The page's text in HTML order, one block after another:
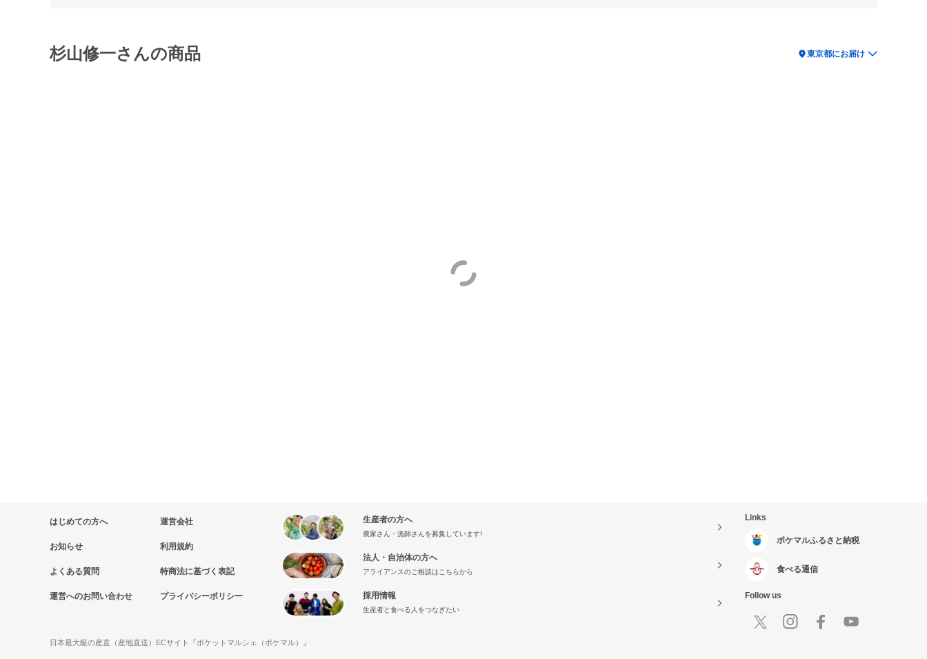
杉山修一さんの商品 location_on東京都にお届け
はじめての方へ
お知らせ
よくある質問
運営へのお問い合わせ
運営会社
利用規約
特商法に基づく表記
プライバシーポリシー
生産者の方へ
農家さん・漁師さんを募集しています!
法人・自治体の方へ
アライアンスのご相談はこちらから
採用情報
生産者と食べる人をつなぎたい
Links
ポケマルふるさと納税
食べる通信
Follow us
日本最大級の産直（産地直送）ECサイト『ポケットマルシェ（ポケマル）』